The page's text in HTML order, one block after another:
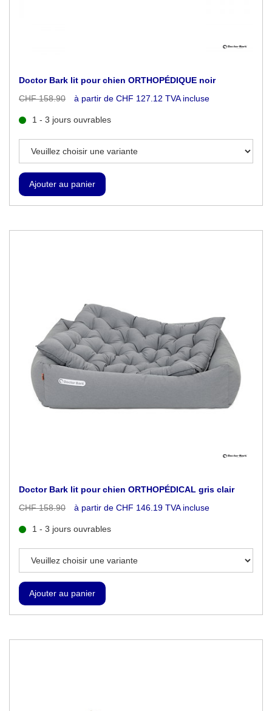
Doctor Bark lit pour chien ORTHOPÉDIQUE noir
CHF 158.90
à partir de CHF 127.12 TVA incluse
1 - 3 jours ouvrables
Doctor Bark lit pour chien ORTHOPÉDICAL gris clair
CHF 158.90
à partir de CHF 146.19 TVA incluse
1 - 3 jours ouvrables